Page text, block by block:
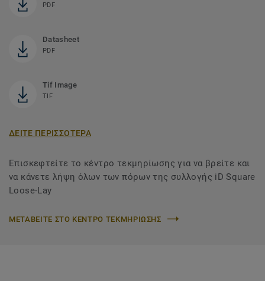
PDF
Datasheet
PDF
Tif Image
TIF
ΔΕΙΤΕ ΠΕΡΙΣΣΟΤΕΡΑ
Επισκεφτείτε το κέντρο τεκμηρίωσης για να βρείτε και
να κάνετε λήψη όλων των πόρων της συλλογής iD Square
Loose-Lay
ΜΕΤΑΒΕΙΤΕ ΣΤΟ ΚΕΝΤΡΟ ΤΕΚΜΗΡΙΩΣΗΣ